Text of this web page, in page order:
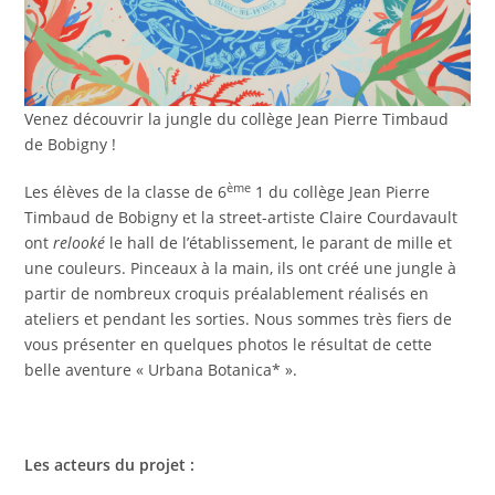
Venez découvrir la jungle du collège Jean Pierre Timbaud
de Bobigny !
Les élèves de la classe de 6ème 1 du collège Jean Pierre
Timbaud de Bobigny et la street-artiste Claire Courdavault
ontrelooké le hall de l’établissement, le parant de mille et
une couleurs. Pinceaux à la main, ils ont créé une jungle à
partir de nombreux croquis préalablement réalisés en
ateliers et pendant les sorties. Nous sommes très fiers de
vous présenter en quelques photos le résultat de cette
belle aventure « Urbana Botanica* ».
Les acteurs du projet :